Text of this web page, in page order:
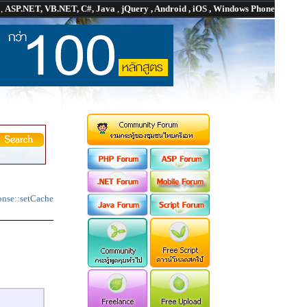
, ASP.NET, VB.NET, C#, Java , jQuery , Android , iOS , Windows Phone